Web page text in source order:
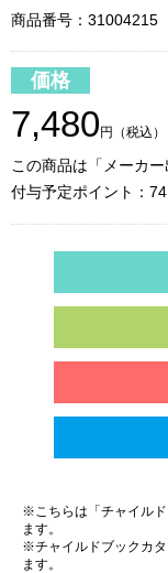
商品番号：31004215
価格
7,480 円（税込）
この商品は「メーカー
付与予定ポイント：74
※こちらは「チャイル
ます。
※チャイルドブックカ
ます。